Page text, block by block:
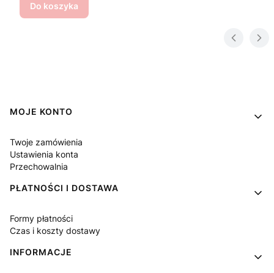
Do koszyka
Linki w stopce
MOJE KONTO
Twoje zamówienia
Ustawienia konta
Przechowalnia
PŁATNOŚCI I DOSTAWA
Formy płatności
Czas i koszty dostawy
INFORMACJE